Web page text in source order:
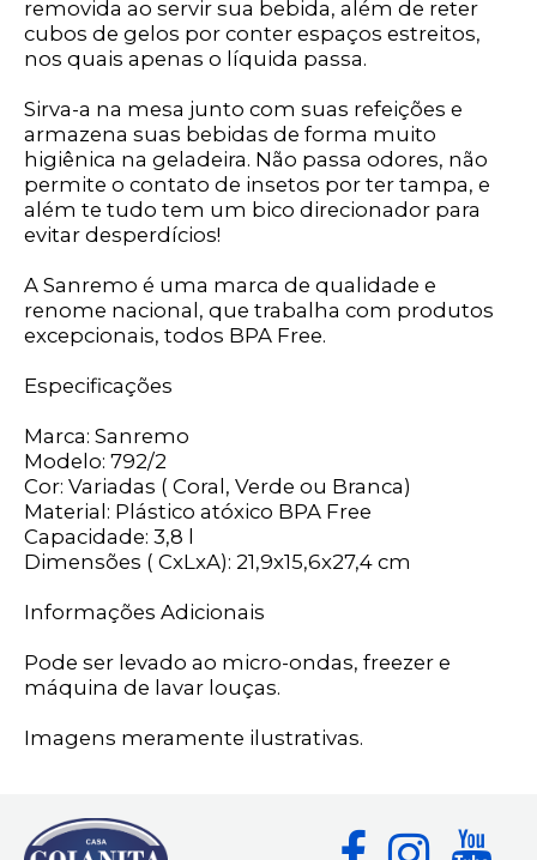
removida ao servir sua bebida, além de reter
cubos de gelos por conter espaços estreitos,
nos quais apenas o líquida passa.
Sirva-a na mesa junto com suas refeições e
armazena suas bebidas de forma muito
higiênica na geladeira. Não passa odores, não
permite o contato de insetos por ter tampa, e
além te tudo tem um bico direcionador para
evitar desperdícios!
A Sanremo é uma marca de qualidade e
renome nacional, que trabalha com produtos
excepcionais, todos BPA Free.
Especificações
Marca: Sanremo
Modelo: 792/2
Cor: Variadas ( Coral, Verde ou Branca)
Material: Plástico atóxico BPA Free
Capacidade: 3,8 l
Dimensões ( CxLxA): 21,9x15,6x27,4 cm
Informações Adicionais
Pode ser levado ao micro-ondas, freezer e
máquina de lavar louças.
Imagens meramente ilustrativas.